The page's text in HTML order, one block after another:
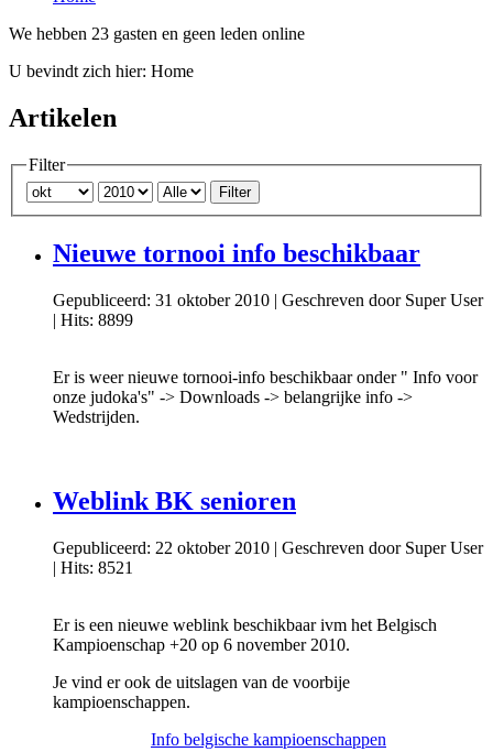
We hebben 23 gasten en geen leden online
U bevindt zich hier: Home
Artikelen
Filter
Filter
Nieuwe tornooi info beschikbaar
Gepubliceerd: 31 oktober 2010 | Geschreven door Super User
| Hits: 8899
Er is weer nieuwe tornooi-info beschikbaar onder " Info voor
onze judoka's" -> Downloads -> belangrijke info ->
Wedstrijden.
Weblink BK senioren
Gepubliceerd: 22 oktober 2010 | Geschreven door Super User
| Hits: 8521
Er is een nieuwe weblink beschikbaar ivm het Belgisch
Kampioenschap +20 op 6 november 2010.
Je vind er ook de uitslagen van de voorbije
kampioenschappen.
Info belgische kampioenschappen